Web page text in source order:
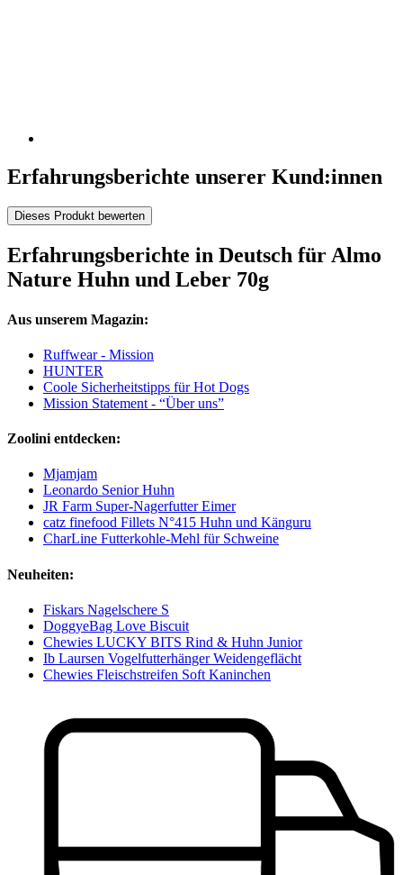
Erfahrungsberichte unserer Kund:innen
Dieses Produkt bewerten
Erfahrungsberichte in Deutsch für Almo
Nature Huhn und Leber 70g
Aus unserem Magazin:
Ruffwear - Mission
HUNTER
Coole Sicherheitstipps für Hot Dogs
Mission Statement - “Über uns”
Zoolini entdecken:
Mjamjam
Leonardo Senior Huhn
JR Farm Super-Nagerfutter Eimer
catz finefood Fillets N°415 Huhn und Känguru
CharLine Futterkohle-Mehl für Schweine
Neuheiten:
Fiskars Nagelschere S
DoggyeBag Love Biscuit
Chewies LUCKY BITS Rind & Huhn Junior
Ib Laursen Vogelfutterhänger Weidengeflächt
Chewies Fleischstreifen Soft Kaninchen